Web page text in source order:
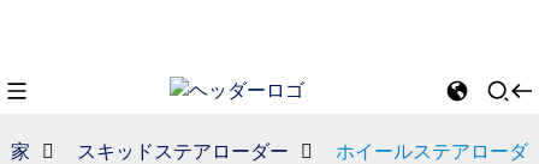
家 スキッドステアローダー
ホイールステアローダ